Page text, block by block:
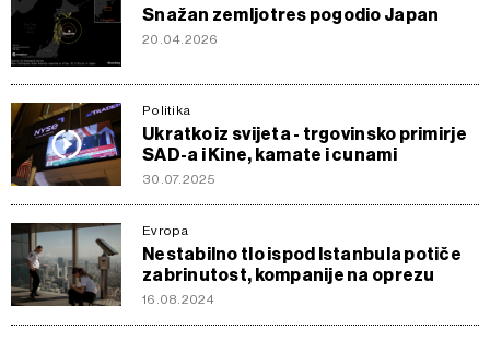
Snažan zemljotres pogodio Japan
20.04.2026
Politika
Ukratko iz svijeta - trgovinsko primirje
SAD-a i Kine, kamate i cunami
30.07.2025
Evropa
Nestabilno tlo ispod Istanbula potiče
zabrinutost, kompanije na oprezu
16.08.2024